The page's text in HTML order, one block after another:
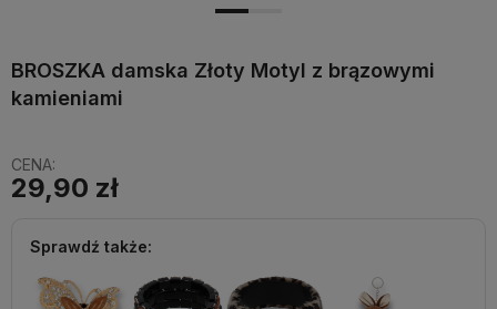
BROSZKA damska Złoty Motyl z brązowymi
kamieniami
CENA:
29,90 zł
Sprawdź także: